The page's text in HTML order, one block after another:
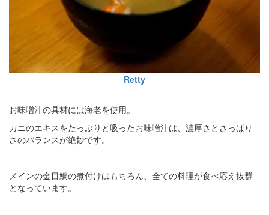
Retty
お味噌汁の具材には海老を使用。
カニのエキスをたっぷりと吸ったお味噌汁は、濃厚さとさっぱり
さのバランスが絶妙です。
メインの金目鯛の煮付けはもちろん、全ての料理が食べ応え抜群
となっています。